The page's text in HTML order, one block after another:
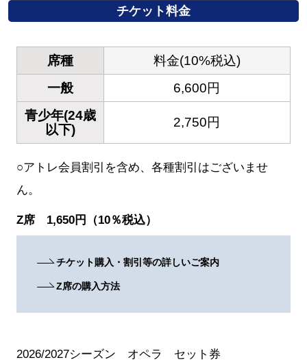
チケット料金
席種
料金(10%税込)
一般
6,600円
青少年(24歳
以下)
2,750円
○アトレ会員割引を含め、各種割引はございませ
ん。
Z席 1,650円（10％税込）
チケット購入・割引等の詳しいご案内
Z席の購入方法
2026/2027シーズン オペラ セット券